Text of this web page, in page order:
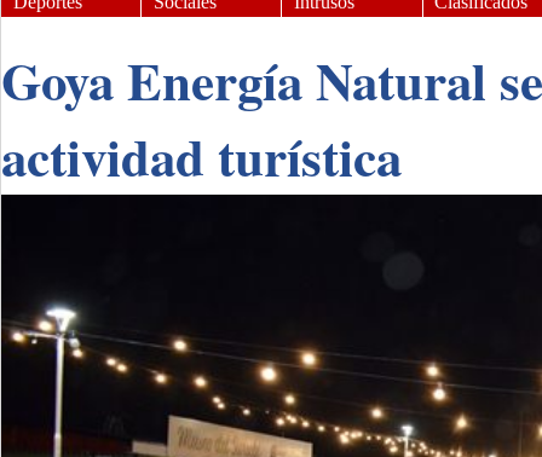
Goya Energía Natural
actividad turística